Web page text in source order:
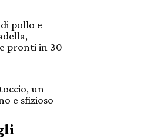
pollo e
pronti in 30
un
e sfizioso